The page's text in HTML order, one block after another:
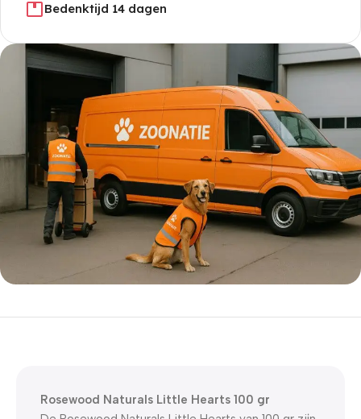
Bedenktijd 14 dagen
5% korting met code
Rosewood Naturals Little Hearts 100 gr